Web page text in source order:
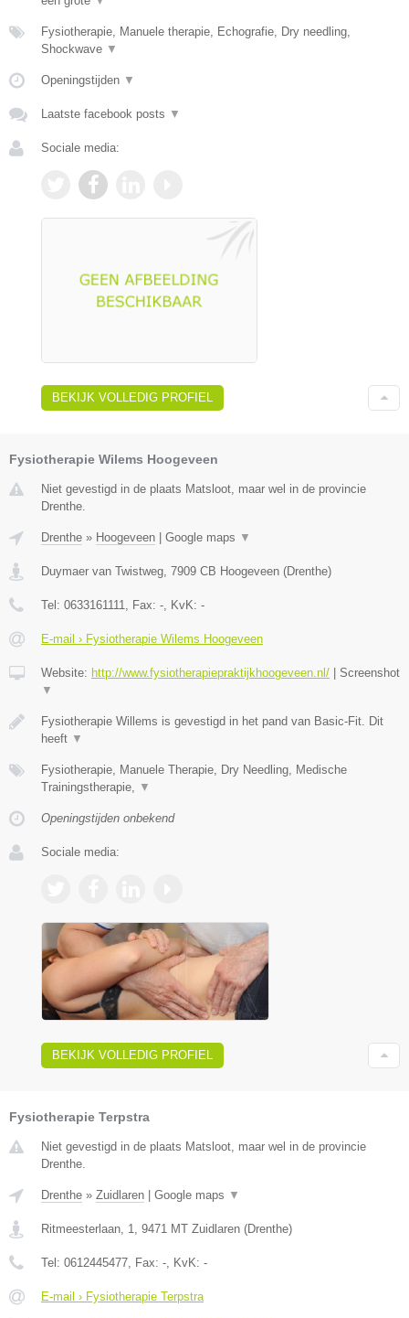
Fysiotherapie, Manuele therapie, Echografie, Dry needling,
Shockwave ▼
Openingstijden ▼
Laatste facebook posts ▼
Sociale media:
BEKIJK VOLLEDIG PROFIEL
Fysiotherapie Wilems Hoogeveen
Niet gevestigd in de plaats Matsloot, maar wel in de provincie
Drenthe.
Drenthe » Hoogeveen | Google maps ▼
Duymaer van Twistweg 7909 CB Hoogeveen (Drenthe)
Tel: 0633161111 , Fax: - , KvK: -
E-mail › Fysiotherapie Wilems Hoogeveen
Website: http://www.fysiotherapiepraktijkhoogeveen.nl/ | Screenshot
▼
Fysiotherapie Willems is gevestigd in het pand van Basic-Fit. Dit
heeft ▼
Fysiotherapie, Manuele Therapie, Dry Needling, Medische
Trainingstherapie,
▼
Openingstijden onbekend
Sociale media:
BEKIJK VOLLEDIG PROFIEL
Fysiotherapie Terpstra
Niet gevestigd in de plaats Matsloot, maar wel in de provincie
Drenthe.
Drenthe » Zuidlaren Google maps ▼
Ritmeesterlaan, 1 9471 MT Zuidlaren (Drenthe)
Tel: 0612445477 , Fax: - , KvK: -
E-mail › Fysiotherapie Terpstra